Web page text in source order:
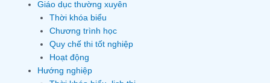
Giáo dục thường xuyên
Thời khóa biểu
Chương trình học
Quy chế thi tốt nghiệp
Hoạt động
Hướng nghiệp